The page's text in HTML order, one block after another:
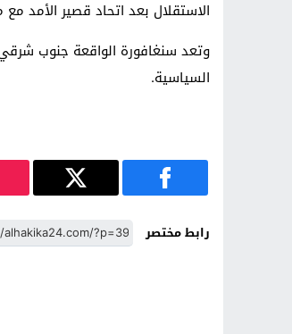
الاستقلال بعد اتحاد قصير الأمد
وتعد سنغافورة الواقعة جنوب شرقي
السياسية.
رابط مختصر